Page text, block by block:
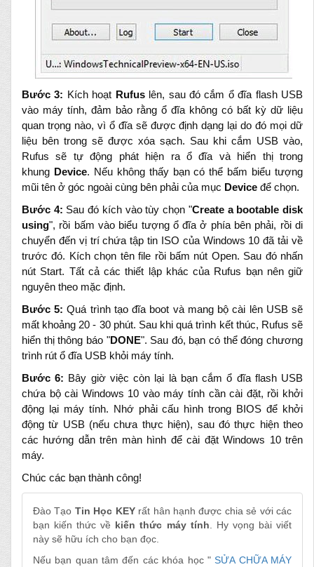
Bước 3: Kích hoạt Rufuslên, sau đó cắm ổ đĩa flash USB
vào máy tính, đảm bảo rằng ổ đĩa không có bất kỳ dữ liệu
quan trọng nào, vì ổ đĩa sẽ được định dạng lại do đó mọi dữ
liệu bên trong sẽ được xóa sạch. Sau khi cắm USB vào,
Rufus sẽ tự động phát hiện ra ổ đĩa và hiển thị trong
khung Device. Nếu không thấy bạn có thể bấm biểu tượng
mũi tên ở góc ngoài cùng bên phải của mục Device để chọn.
Bước 4: Sau đó kích vào tùy chọn "Create a bootable disk
using", rồi bấm vào biểu tượng ổ đĩa ở phía bên phải, rồi di
chuyển đến vị trí chứa tập tin ISO của Windows 10 đã tải về
trước đó. Kích chọn tên file rồi bấm nút Open. Sau đó nhấn
nút Start. Tất cả các thiết lập khác của Rufus bạn nên giữ
nguyên theo mặc định.
Bước 5: Quá trình tạo đĩa boot và mang bộ cài lên USB sẽ
mất khoảng 20 - 30 phút. Sau khi quá trình kết thúc, Rufus sẽ
hiển thị thông báo "DONE". Sau đó, bạn có thể đóng chương
trình rút ổ đĩa USB khỏi máy tính.
Bước 6: Bây giờ việc còn lại là bạn cắm ổ đĩa flash USB
chứa bộ cài Windows 10 vào máy tính cần cài đặt, rồi khởi
động lại máy tính. Nhớ phải cấu hình trong BIOS để khởi
động từ USB (nếu chưa thực hiện), sau đó thực hiện theo
các hướng dẫn trên màn hình để cài đặt Windows 10 trên
máy.
Chúc các bạn thành công!
Đào Tạo Tin Học KEYrất hân hạnh được chia sẻ với các
bạn kiến thức về kiến thức máy tính . Hy vọng bài viết
này sẽ hữu ích cho bạn đọc.
Nếu bạn quan tâm đến các khóa học "SỬA CHỮA MÁY